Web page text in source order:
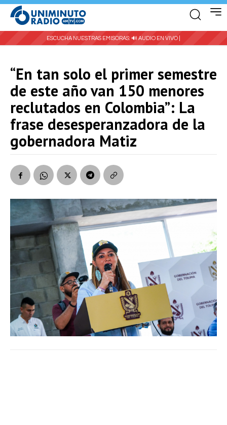
ESCUCHA NUESTRAS EMISORAS: 🔊 AUDIO EN VIVO |
“En tan solo el primer semestre
de este año van 150 menores
reclutados en Colombia”: La
frase desesperanzadora de la
gobernadora Matiz